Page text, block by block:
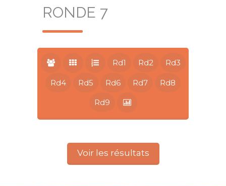
RONDE 7
Rd1 Rd2 Rd3
Rd4 Rd5 Rd6 Rd7 Rd8
Rd9
Voir les résultats